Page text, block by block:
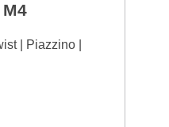
| Piazzino |